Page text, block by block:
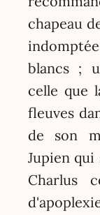
chapeau
blancs ;
celle que
fleuves
de son
Jupien
Charlus